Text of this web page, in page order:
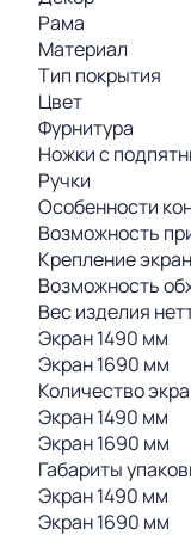
Рама
Материал
Тип покрытия
Цвет
Фурнитура
Ножки с
Ручки
Особенности
Возможность
Крепление
Возможность
Вес изделия
Экран 1490 мм
Экран 1690 мм
Количество
Экран 1490 мм
Экран 1690 мм
Габариты
Экран 1490 мм
Экран 1690 мм